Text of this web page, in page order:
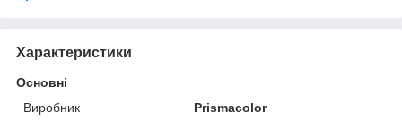
Характеристики
Основні
Виробник
Prismacolor